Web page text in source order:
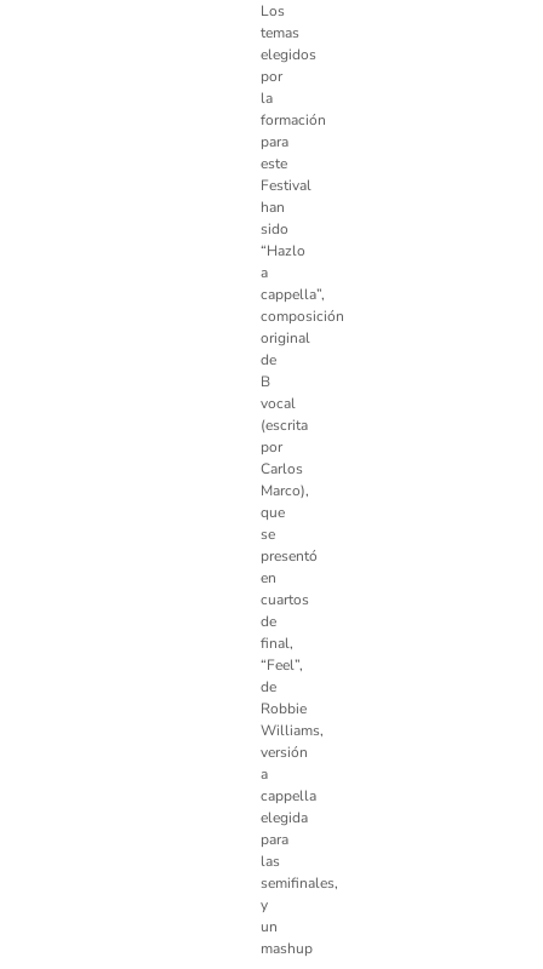
Los
temas
elegidos
por
la
formación
para
este
Festival
han
sido
“Hazlo
a
cappella”,
composición
original
de
B
vocal
(escrita
por
Carlos
Marco),
que
se
presentó
en
cuartos
de
final,
“Feel”,
de
Robbie
Williams,
versión
a
cappella
elegida
para
las
semifinales,
y
un
mashup